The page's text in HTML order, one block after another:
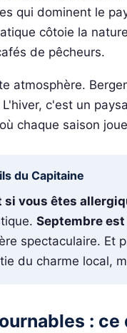
qui dominent le
côtoie la
de pêcheurs.
atmosphère.
c'est un
chaque saison
du Capitaine
si vous êtes
Septembre
spectaculaire. Et
du charme local,
: